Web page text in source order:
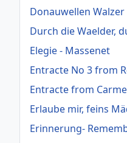
Donauwellen Walzer
Durch die Waelder,
Elegie - Massenet
Entracte No 3 from
Entracte from
Erlaube mir, feins
Erinnerung-